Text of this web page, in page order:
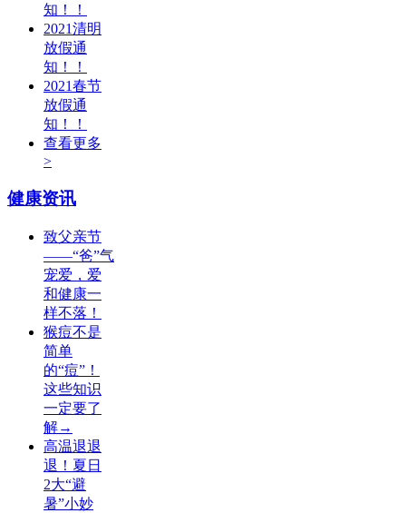
知！！
2021清明
放假通
知！！
2021春节
放假通
知！！
查看更多
>
健康资讯
致父亲节
——“爸”气
宠爱，爱
和健康一
样不落！
猴痘不是
简单
的“痘”！
这些知识
一定要了
解→
高温退退
退！夏日
2大“避
暑”小妙